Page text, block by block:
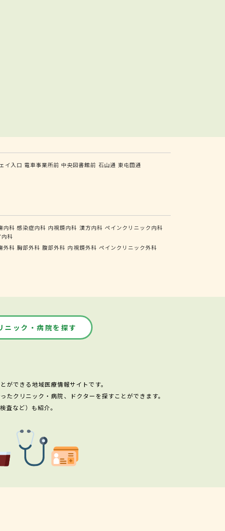
イ入口 電車事業所前 中央図書館前 石山通 東屯田通
内科 感染症内科 内視鏡内科 漢方内科 ペインクリニック内科
科
外科 胸部外科 腹部外科 内視鏡外科 ペインクリニック外科
ニック・病院を探す
できる地域医療情報サイトです。
クリニック・病院、ドクターを探すことができます。
査など）も紹介。